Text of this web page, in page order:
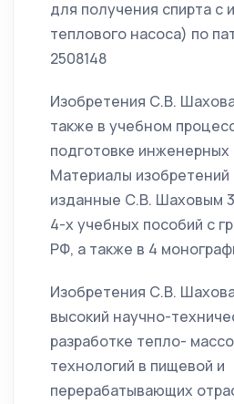
для получения спирта с
теплового насоса) по
2508148
Изобретения С.В.
также в учебном
подготовке инженерных
Материалы
изданные С.В. Шаховым
4-х учебных пособий с
РФ, а также в 4
Изобретения С.В.
высокий научно-
разработке тепло-
технологий в пищевой и
перерабатывающих